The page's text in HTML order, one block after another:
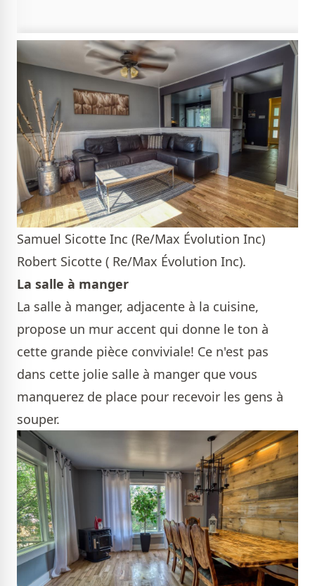
Samuel Sicotte Inc (Re/Max Évolution Inc)
Robert Sicotte ( Re/Max Évolution Inc).
La salle à manger
La salle à manger, adjacente à la cuisine,
propose un mur accent qui donne le ton à
cette grande pièce conviviale! Ce n'est pas
dans cette jolie salle à manger que vous
manquerez de place pour recevoir les gens à
souper.